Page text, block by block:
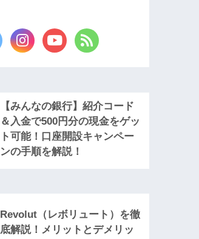
【みんなの銀行】紹介コード
＆入金で500円分の現金をゲッ
ト可能！口座開設キャンペー
ンの手順を解説！
Revolut（レボリュート）を徹
底解説！メリットとデメリッ